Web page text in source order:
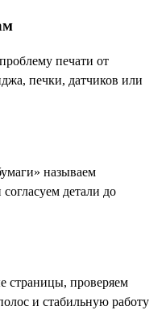
печати от
печки, датчиков или
называем
детали до
страницы, проверяем
и стабильную работу